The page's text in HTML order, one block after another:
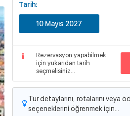
Gemi
Explorer of the Seas
Gemi Detayları
Tarih:
10 Mayıs 2027
Rezervasyon yapabilmek
için yukarıdan tarih
seçmelisiniz...
Tur detaylarını, rotalarını veya
seçeneklerini öğrenmek için...